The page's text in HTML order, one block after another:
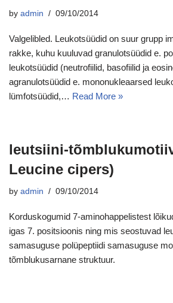
by admin 09/10/2014
Valgelibled. Leukotsüüdid on suur grupp
rakke, kuhu kuuluvad granulotsüüdid e.
leukotsüüdid (neutrofiilid, basofiilid ja
agranulotsüüdid e. mononukleaarsed
lümfotsüüdid,… Read More »
leutsiini-
Leucine cipers)
by admin 09/10/2014
Korduskogumid 7-aminohappelistest
igas 7. positsioonis ning mis seostuvad
samasuguse polüpeptiidi samasuguse
tõmblukusarnane struktuur.